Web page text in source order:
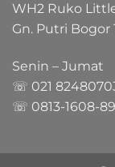
WH2 Ruko
Gn. Putri Bogor
Senin – Jumat
☏ 021
☏ 0813-1608-